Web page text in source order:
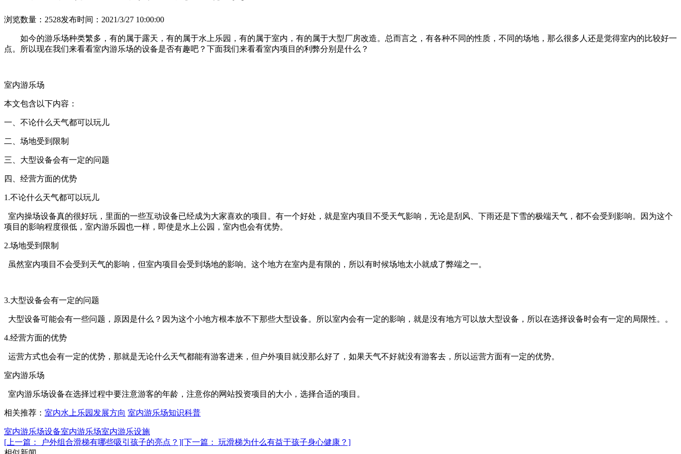
浏览数量：2528发布时间：2021/3/27 10:00:00
如今的游乐场种类繁多，有的属于露天，有的属于水上乐园，有的属于室内，有的属于大型厂房改造。总而言之，有各种不同的性质，不同的场地，那么很多人还是觉得室内的比较好一
点。所以现在我们来看看室内游乐场的设备是否有趣吧？下面我们来看看室内项目的利弊分别是什么？
室内游乐场
本文包含以下内容：
一、不论什么天气都可以玩儿
二、场地受到限制
三、大型设备会有一定的问题
四、经营方面的优势
1.不论什么天气都可以玩儿
室内操场设备真的很好玩，里面的一些互动设备已经成为大家喜欢的项目。有一个好处，就是室内项目不受天气影响，无论是刮风、下雨还是下雪的极端天气，都不会受到影响。因为这个
项目的影响程度很低，室内游乐园也一样，即使是水上公园，室内也会有优势。
2.场地受到限制
虽然室内项目不会受到天气的影响，但室内项目会受到场地的影响。这个地方在室内是有限的，所以有时候场地太小就成了弊端之一。
3.大型设备会有一定的问题
大型设备可能会有一些问题，原因是什么？因为这个小地方根本放不下那些大型设备。所以室内会有一定的影响，就是没有地方可以放大型设备，所以在选择设备时会有一定的局限性。。
4.经营方面的优势
运营方式也会有一定的优势，那就是无论什么天气都能有游客进来，但户外项目就没那么好了，如果天气不好就没有游客去，所以运营方面有一定的优势。
室内游乐场
室内游乐场设备在选择过程中要注意游客的年龄，注意你的网站投资项目的大小，选择合适的项目。
相关推荐： 室内水上乐园发展方向 室内游乐场知识科普
室内游乐场设备室内游乐场室内游乐设施
[上一篇： 户外组合滑梯有哪些吸引孩子的亮点？][下一篇： 玩滑梯为什么有益于孩子身心健康？]